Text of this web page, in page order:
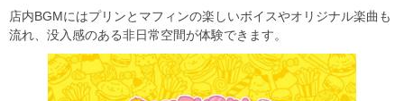
店内BGMにはプリンとマフィンの楽しいボイスやオリジナル楽曲も
流れ、没入感のある非日常空間が体験できます。